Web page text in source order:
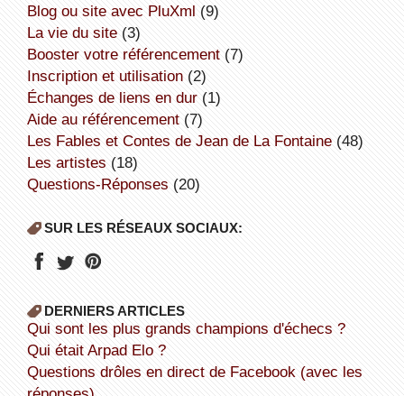
Blog ou site avec PluXml (9)
la vie du site(3)
booster votre référencement(7)
inscription et utilisation(2)
échanges de liens en dur(1)
aide au référencement(7)
Les Fables et Contes de Jean de La Fontaine(48)
Les artistes (18)
Questions-Réponses (20)
SUR LES RÉSEAUX SOCIAUX:
DERNIERS ARTICLES
Qui sont les plus grands champions d'échecs ?
Qui était Arpad Elo ?
Questions drôles en direct de Facebook (avec les